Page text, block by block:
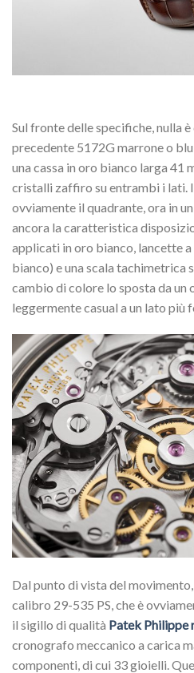
Sul fronte delle specifiche, nulla
precedente 5172G marrone o
una cassa in oro bianco larga 41
cristalli zaffiro su entrambi i lati.
ovviamente il quadrante, ora in
ancora la caratteristica
applicati in oro bianco, lancette a
bianco) e una scala tachimetrica
cambio di colore lo sposta da
leggermente casual a un lato più
Dal punto di vista del
calibro 29-535 PS, che è
il sigillo di qualità Patek Philippe
cronografo meccanico a carica
componenti, di cui 33 gioielli.